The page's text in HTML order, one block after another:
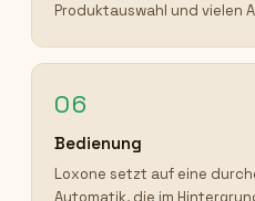
Produktauswahl und vielen
06
Bedienung
Loxone setzt auf eine
Automatik, die im